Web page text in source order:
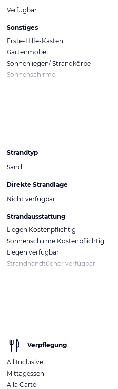
Verfügbar
Sonstiges
Erste-Hilfe-Kasten
Gartenmöbel
Sonnenliegen/ Strandkörbe
Sonnenschirme
Strandtyp
Sand
Direkte Strandlage
Nicht verfügbar
Strandausstattung
Liegen Kostenpflichtig
Sonnenschirme Kostenpflichtig
Liegen verfügbar
Strandhandtücher verfügbar
Verpflegung
All Inclusive
Mittagessen
A la Carte